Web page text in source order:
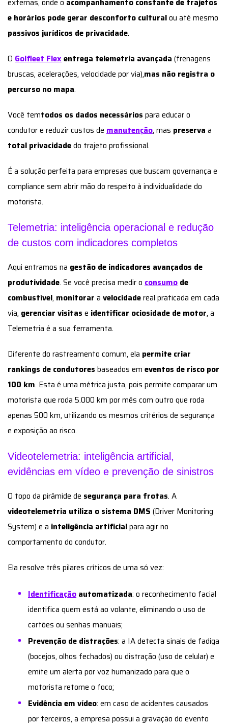
e horários pode gerar desconforto culturalou até mesmo
passivos jurídicos de privacidade.
O Golfleet Flex entrega telemetria avançada (frenagens
bruscas, acelerações, velocidade por via),mas não registra o
percurso no mapa.
Você temtodos os dados necessários para educar o
condutor e reduzir custos de manutenção, mas preserva a
total privacidadedo trajeto profissional.
É a solução perfeita para empresas que buscam governança e
compliance sem abrir mão do respeito à individualidade do
motorista.
Telemetria: inteligência operacional e redução
de custos com indicadores completos
Aqui entramos na gestão de indicadores avançados de
produtividade. Se você precisa medir o consumo de
combustível, monitorar a velocidadereal praticada em cada
via, gerenciar visitas e identificar ociosidade de motor, a
Telemetria é a sua ferramenta.
Diferente do rastreamento comum, ela permite criar
rankings de condutores baseados em eventos de risco por
100 km. Esta é uma métrica justa, pois permite comparar um
motorista que roda 5.000 km por mês com outro que roda
apenas 500 km, utilizando os mesmos critérios de segurança
e exposição ao risco.
Videotelemetria: inteligência artificial,
evidências em vídeo e prevenção de sinistros
O topo da pirâmide de segurança para frotas. A
videotelemetria utiliza o sistema DMS (Driver Monitoring
System) e a inteligência artificialpara agir no
comportamento do condutor.
Ela resolve três pilares críticos de uma só vez:
Identificação automatizada: o reconhecimento facial
identifica quem está ao volante, eliminando o uso de
cartões ou senhas manuais;
Prevenção de distrações: a IA detecta sinais de fadiga
(bocejos, olhos fechados) ou distração (uso de celular) e
emite um alerta por voz humanizado para que o
motorista retome o foco;
Evidência em vídeo: em caso de acidentes causados
por terceiros, a empresa possui a gravação do evento